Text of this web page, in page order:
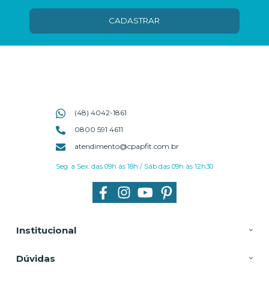
CADASTRAR
Institucional
Dúvidas
(48) 4042-1861
0800 591 4611
atendimento@cpapfit.com.br
Seg. a Sex. das 09h às 18h / Sáb das 09h às 12h30